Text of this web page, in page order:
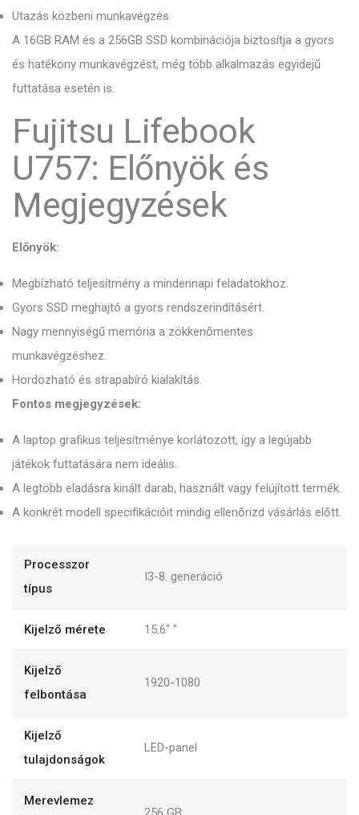
Utazás közbeni munkavégzés
A 16GB RAM és a 256GB SSD kombinációja biztosítja a gyors
és hatékony munkavégzést, még több alkalmazás egyidejű
futtatása esetén is.
Fujitsu Lifebook
U757: Előnyök és
Megjegyzések
Előnyök:
Megbízható teljesítmény a mindennapi feladatokhoz.
Gyors SSD meghajtó a gyors rendszerindításért.
Nagy mennyiségű memória a zökkenőmentes
munkavégzéshez.
Hordozható és strapabíró kialakítás.
Fontos megjegyzések:
A laptop grafikus teljesítménye korlátozott, így a legújabb
játékok futtatására nem ideális.
A legtöbb eladásra kinált darab, használt vagy felújított termék.
A konkrét modell specifikációit mindig ellenőrizd vásárlás előtt.
Processzor
típus
I3-8. generáció
Kijelző mérete 15.6" "
Kijelző
felbontása
1920-1080
Kijelző
tulajdonságok
LED-panel
Merevlemez